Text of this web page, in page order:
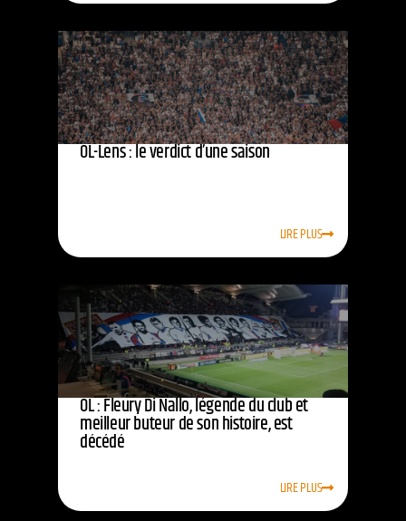
OL-Lens : le verdict d’une saison
LIRE PLUS
OL : Fleury Di Nallo, légende du club et
meilleur buteur de son histoire, est
décédé
LIRE PLUS